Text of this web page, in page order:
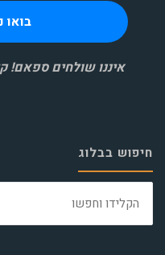
איננו שולחים ספאם!
חיפוש בבלוג